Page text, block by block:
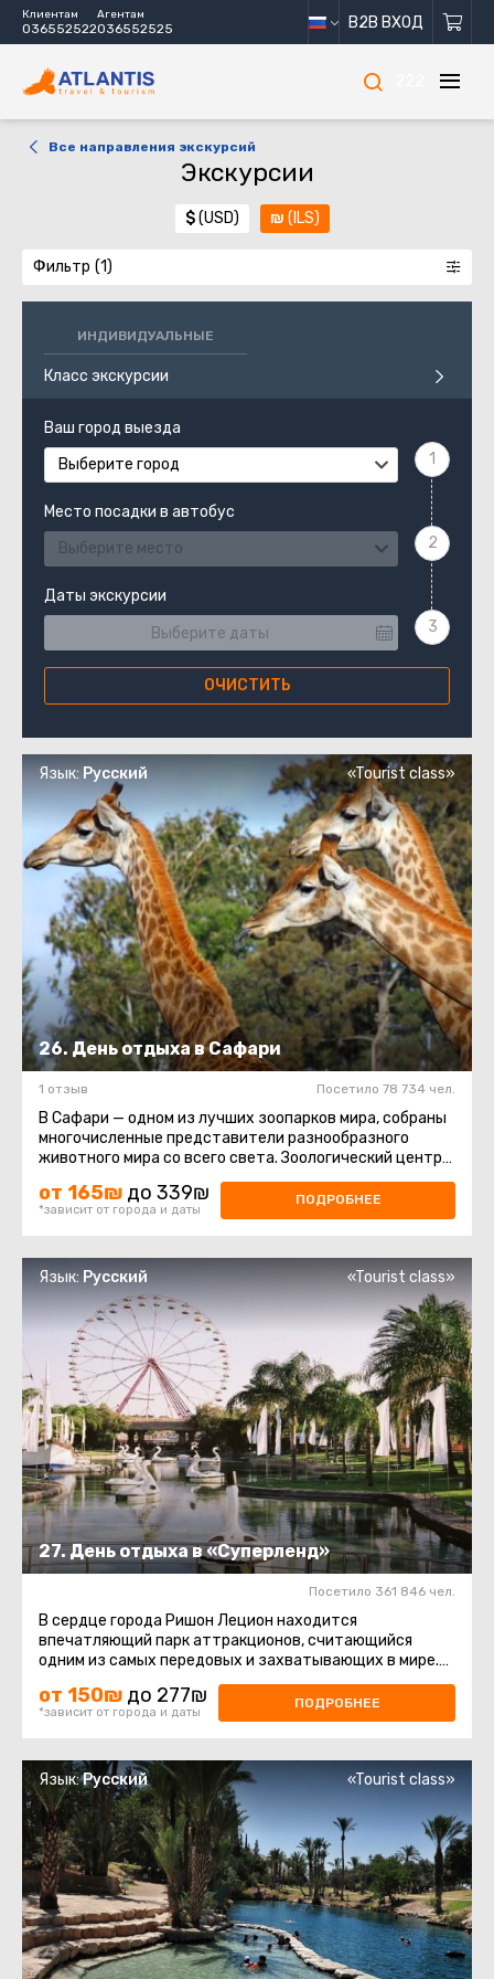
Клиентам
036552522
Агентам
036552525 B2B ВХОД
Все направления экскурсий
Экскурсии
$(USD) ₪ (ILS)
Фильтр
ИНДИВИДУАЛЬНЫЕ
Класс экскурсии
Ваш город выезда
Выберите город
Место посадки в автобус
Выберите место
Даты экскурсии
ОЧИСТИТЬ
26. День отдыха в Сафари
Язык: Русский «Tourist class»
1 отзыв Посетило 78 734 чел.
В Сафари — одном из лучших зоопарков мира, собраны
многочисленные представители разнообразного
животного мира со всего света. Зоологический центр
от 165₪ до 339₪
*зависит от города и даты
ПОДРОБНЕЕ
27. День отдыха в «Суперленд»
Язык: Русский «Tourist class»
Посетило 361 846 чел.
В сердце города Ришон Лецион находится
впечатляющий парк аттракционов, считающийся
одним из самых передовых и захватывающих в мире.
Он занимает площадь около 80 дунамов ...
от 150₪ до 277₪
*зависит от города и даты
ПОДРОБНЕЕ
Язык:Русский «Tourist class»